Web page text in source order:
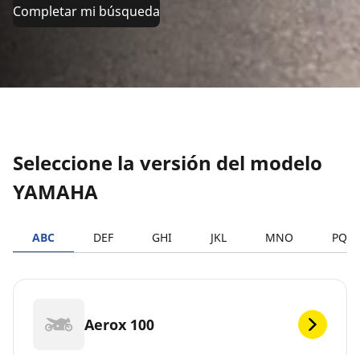
Completar mi búsqueda
Seleccione la versión del modelo
YAMAHA
ABC DEF GHI JKL MNO PQRS
Aerox 100